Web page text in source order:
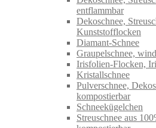
entflammbar
Dekoschnee,
Kunststofflocken
Diamant-Schnee
Graupelschnee,
Irisfolien-Flocken,
Kristallschnee
Pulverschnee,
kompostierbar
Schneekügelchen
Streuschnee aus